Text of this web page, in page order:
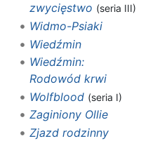
zwycięstwo (seria III)
Widmo-Psiaki
Wiedźmin
Wiedźmin:
Rodowód krwi
Wolfblood (seria I)
Zaginiony Ollie
Zjazd rodzinny